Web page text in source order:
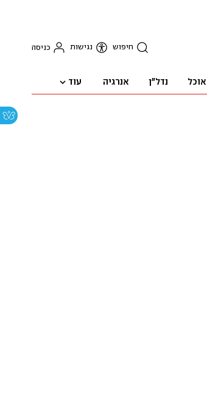
חיפוש נגישות כניסה
אוכל נדל"ן אנרגיה עוד